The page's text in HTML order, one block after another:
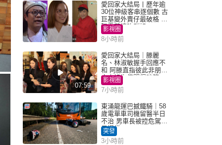
愛回家大結局丨歷年逾
30位神級客串逐個數 古
巨基變外賣仔最破格 歐
陽震華情陷群姐
影視圈
8小時前
07:59
愛回家大結局｜滕麗
名、林淑敏握手回應不
和 阿滕直指彼此非朋友
大小姐指傳聞得啖笑
影視圈
7小時前
東涌龍運巴撼鐵騎｜58
歲電單車司機留醫半日
不治 男車長被控危駕今
早提堂
突發
3小時前